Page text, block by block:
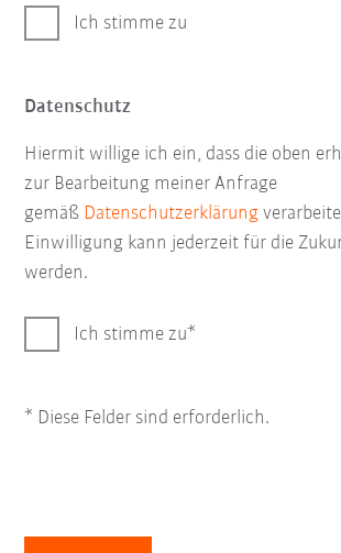
Ich stimme zu
Datenschutz
Hiermit willige ich ein, dass die oben
zur Bearbeitung meiner Anfrage
gemäß Datenschutzerklärung
Einwilligung kann jederzeit für die
werden.
Ich stimme zu
* Diese Felder sind erforderlich.